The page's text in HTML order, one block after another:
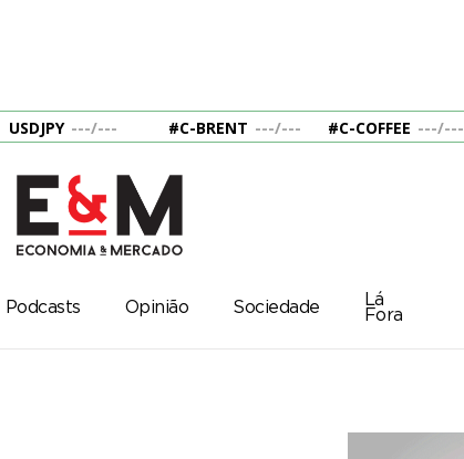
USDJPY ---/--- #C-BRENT ---/--- #C-COFFEE ---/---
Podcasts Opinião Sociedade
Lá
Fora